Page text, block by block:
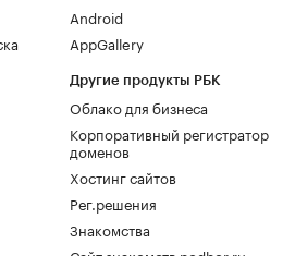
Android
AppGallery
Другие продукты РБК
Облако для бизнеса
Корпоративный регистратор
доменов
Хостинг сайтов
Рег.решения
Знакомства